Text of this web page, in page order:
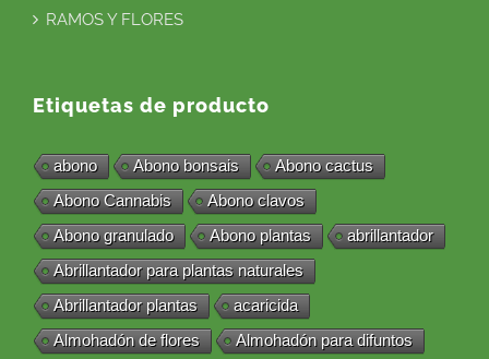
RAMOS Y FLORES
Etiquetas de producto
abono Abono bonsais
Abono cactus
Abono Cannabis
Abono clavos
Abono granulado
Abono plantas
abrillantador
Abrillantador para plantas naturales
Abrillantador plantas
acaricida
Almohadón de flores
Almohadón para difuntos